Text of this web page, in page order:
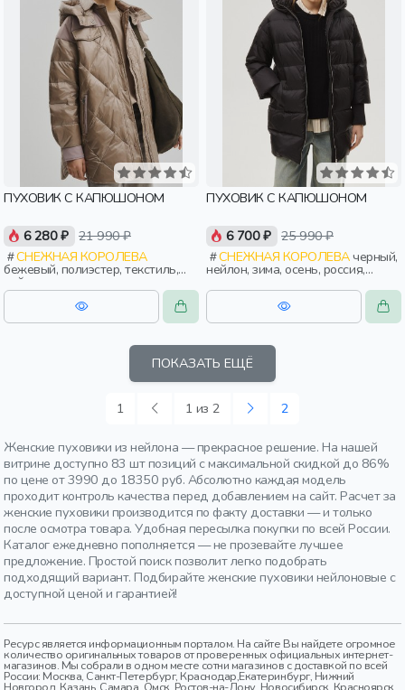
ПУХОВИК С КАПЮШОНОМ
6 280 ₽ 21 990 ₽
СНЕЖНАЯ КОРОЛЕВА
бежевый, полиэстер, текстиль,
нейлон, зима, осень, россия,
прямые, капюшон, застежка,
утепленные, стеганые, кнопки,
прорези, карман, воротник,
ПУХОВИК С КАПЮШОНОМ
6 700 ₽ 25 990 ₽
СНЕЖНАЯ КОРОЛЕВАчерный,
нейлон, зима, осень, россия,
прямые, капюшон, застежка,
манжета, прорези, карман,
женщины, взрослые
ПОКАЗАТЬ ЕЩЁ
1 1 из 2 2
Женские пуховики из нейлона — прекрасное решение. На нашей
витрине доступно 83 шт позиций с максимальной скидкой до 86%
по цене от 3990 до 18350 руб. Абсолютно каждая модель
проходит контроль качества перед добавлением на сайт. Расчет за
женские пуховики производится по факту доставки — и только
после осмотра товара. Удобная пересылка покупки по всей России.
Каталог ежедневно пополняется — не прозевайте лучшее
предложение. Простой поиск позволит легко подобрать
подходящий вариант. Подбирайте женские пуховики нейлоновые с
доступной ценой и гарантией!
Ресурс является информационным порталом. На сайте Вы найдете огромное
количество оригинальных товаров от проверенных официальных интернет-
магазинов. Мы собрали в одном месте сотни магазинов с доставкой по всей
России: Москва, Санкт-Петербург, Краснодар,Екатеринбург, Нижний
Новгород, Казань, Самара, Омск, Ростов-на-Дону, Новосибирск, Красноярск,